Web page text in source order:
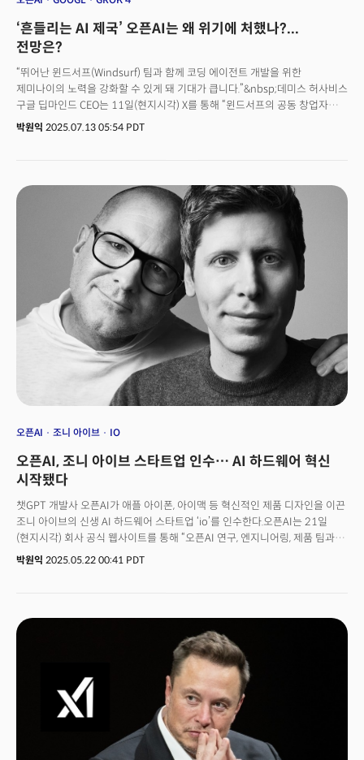
‘흔들리는 AI 제국’ 오픈AI는 왜 위기에 처했나?...
전망은?
“뛰어난 윈드서프(Windsurf) 팀과 함께 코딩 에이전트 개발을 위한
제미나이의 노력을 강화할 수 있게 돼 기대가 큽니다.”&nbsp;데미스 허사비스
구글 딥마인드 CEO는 11일(현지시각) X를 통해 “윈드서프의 공동 창업자
바룬 모한과 더글라스 첸, 그리고 뛰어난 다른 윈드서프 팀이 구글 딥마인드에
윈드서프를 통째로 인수하는 대신 공동 창업자들을 포함한 핵심 연구개발
(R&D) 인력을 영입했다. 블룸버그에 따르면 이들을 영입하기 위해 구글이
제시한 조건은 약 24억달러. 윈드서프 기술에 대한 비독점 라이선스 권리를
포함한 금액이다.&nbsp;월스트리트저널에 따르면 오픈AI는 지난 5월
윈드서프 인수를 위한 계약을 체결한 상태였다. 그러나 마이크로소프트와의
갈등이 표면화되며 결국 최종적으로 인수가 무산됐다. 이 사건은 단순한 인수·
합병(M&A) 실패 사례가 아니다. ‘AI 제국’이라 불리던 오픈AI 내부에서
동시다발적으로 벌어지고 있는 심각한 위기를 보여주는 징후라는 게 업계
중론이다.
박원익 2025.07.13 05:54 PDT
오픈AI 조니 아이브 IO
오픈AI, 조니 아이브 스타트업 인수… AI 하드웨어 혁신
시작됐다
챗GPT 개발사 오픈AI가 애플 아이폰, 아이맥 등 혁신적인 제품 디자인을 이끈
조니 아이브의 신생 AI 하드웨어 스타트업 ‘io’를 인수한다.오픈AI는 21일
(현지시각) 회사 공식 웹사이트를 통해 “오픈AI 연구, 엔지니어링, 제품 팀과의
더욱 긴밀한 협력을 위해 io와 오픈AI가 합병된다”고 발표했다. 오픈AI에
팀을 꾸렸다.
박원익 2025.05.22 00:41 PDT